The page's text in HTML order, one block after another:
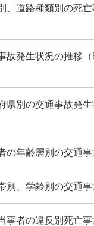
、道路種類別の死亡
故発生状況の推移（
県別の交通事故発生
年齢層別の交通事
、学齢別の交通事
事者の違反別死亡事